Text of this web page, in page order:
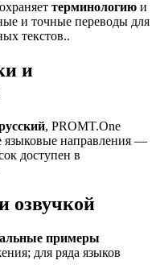
терминологию и
и точные переводы для
текстов..
и
, PROMT.One
языковые направления —
доступен в
озвучкой
примеры
для ряда языков